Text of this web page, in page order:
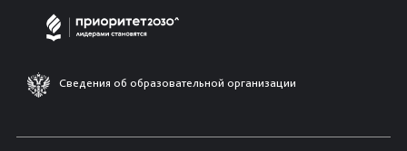
Сведения об образовательной организации